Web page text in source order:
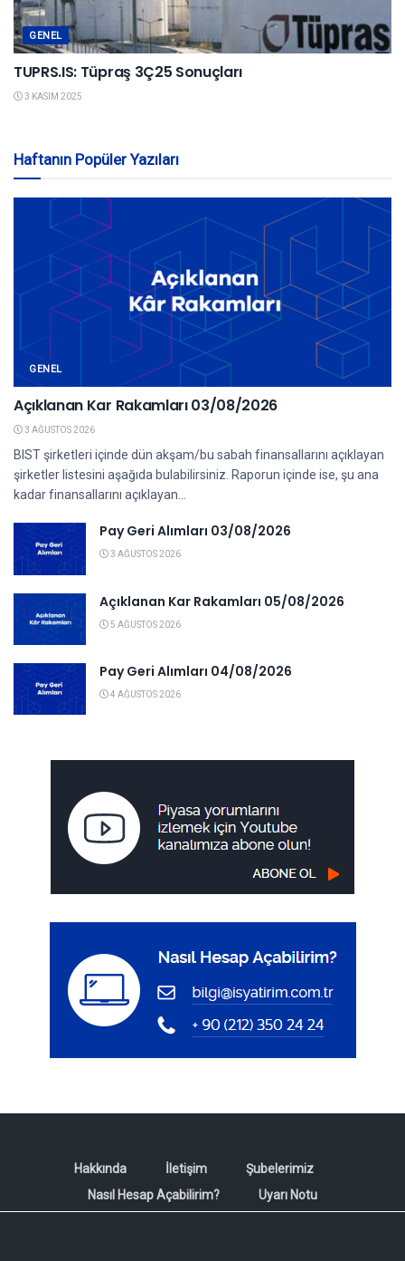
GENEL
TUPRS.IS: Tüpraş 3Ç25 Sonuçları
3 KASIM 2025
Haftanın Popüler Yazıları
GENEL
Açıklanan Kar Rakamları 03/08/2026
3 AĞUSTOS 2026
BIST şirketleri içinde dün akşam/bu sabah finansallarını açıklayan
şirketler listesini aşağıda bulabilirsiniz. Raporun içinde ise, şu ana
kadar finansallarını açıklayan...
Pay Geri Alımları 03/08/2026
3 AĞUSTOS 2026
Açıklanan Kar Rakamları 05/08/2026
5 AĞUSTOS 2026
Pay Geri Alımları 04/08/2026
4 AĞUSTOS 2026
Hakkında İletişim
Şubelerimiz
Nasıl Hesap Açabilirim?
Uyarı Notu